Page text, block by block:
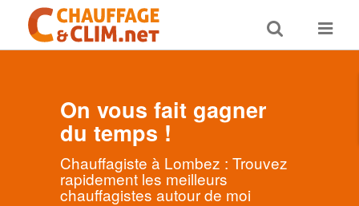
Toggle
search
Toggle
On vous fait gagner
du temps !
Chauffagiste à Lombez : Trouvez
rapidement les meilleurs
chauffagistes autour de moi